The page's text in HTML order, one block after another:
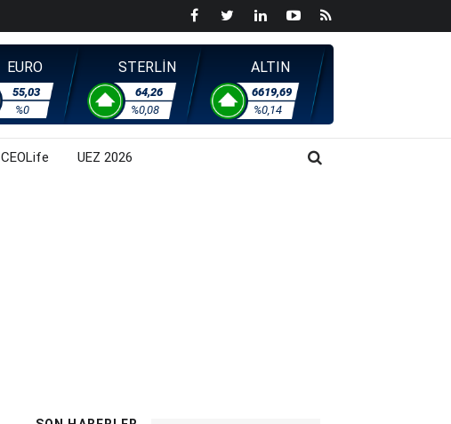
EURO
55,03
%0
STERLİN
64,26
%0,08
ALTIN
6619,69
%0,14
CEOLife UEZ 2026